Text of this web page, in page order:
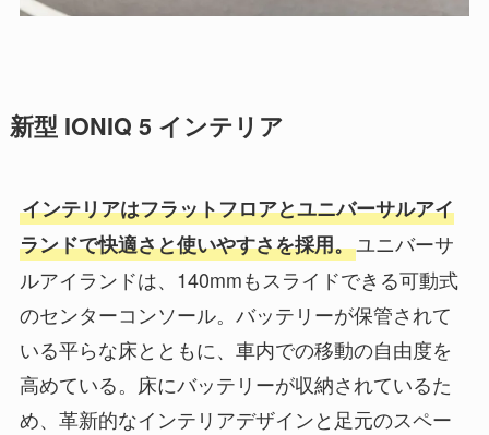
新型 IONIQ 5 インテリア
インテリアはフラットフロアとユニバーサルアイ
ランドで快適さと使いやすさを採用。ユニバーサ
ルアイランドは、140mmもスライドできる可動式
のセンターコンソール。バッテリーが保管されて
いる平らな床とともに、車内での移動の自由度を
高めている。床にバッテリーが収納されているた
め、革新的なインテリアデザインと足元のスペー